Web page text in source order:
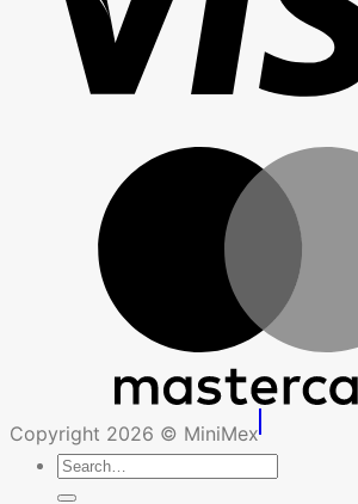
Copyright 2026 © MiniMex
Search